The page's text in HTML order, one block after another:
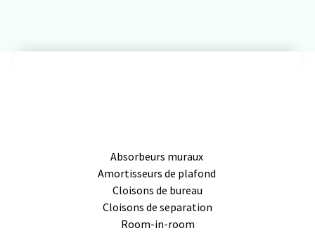
Absorbeurs muraux
Amortisseurs de plafond
Cloisons de bureau
Cloisons de separation
Room-in-room